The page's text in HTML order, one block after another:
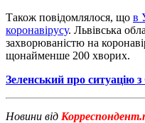
Також повідомлялося, що в
коронавірусу. Львівська
захворюваністю на
щонайменше 200 хворих.
Зеленський про ситуацію
Новини від